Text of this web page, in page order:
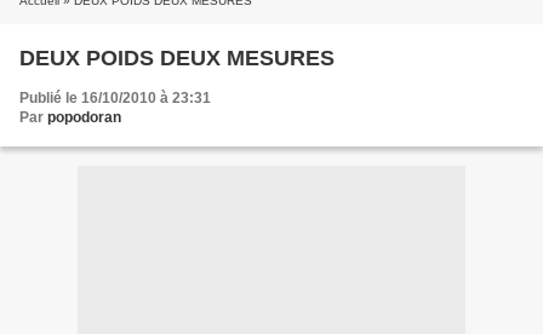
DEUX POIDS DEUX MESURES
Publié le 16/10/2010 à 23:31
Par popodoran